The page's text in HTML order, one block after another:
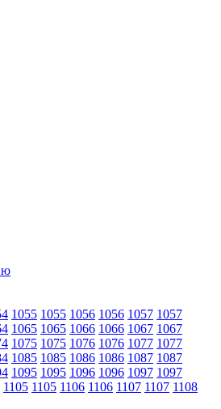
1055 1055 1056 1056 1057 1057
1065 1065 1066 1066 1067 1067
1075 1075 1076 1076 1077 1077
1085 1085 1086 1086 1087 1087
1095 1095 1096 1096 1097 1097
1105 1105 1106 1106 1107 1107 1108